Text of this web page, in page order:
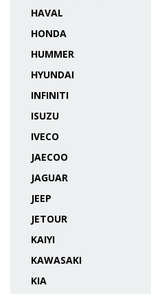
HAVAL
HONDA
HUMMER
HYUNDAI
INFINITI
ISUZU
IVECO
JAECOO
JAGUAR
JEEP
JETOUR
KAIYI
KAWASAKI
KIA